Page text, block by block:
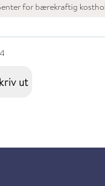
for bærekraftig
ut